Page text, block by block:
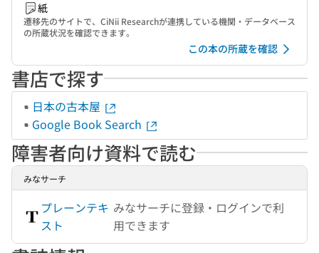
紙
遷移先のサイトで、CiNii Researchが連携している機関・データベース
の所蔵状況を確認できます。
この本の所蔵を確認
書店で探す
日本の古本屋
Google Book Search
障害者向け資料で読む
みなサーチ
プレーンテキ
スト
みなサーチに登録・ログインで利
用できます